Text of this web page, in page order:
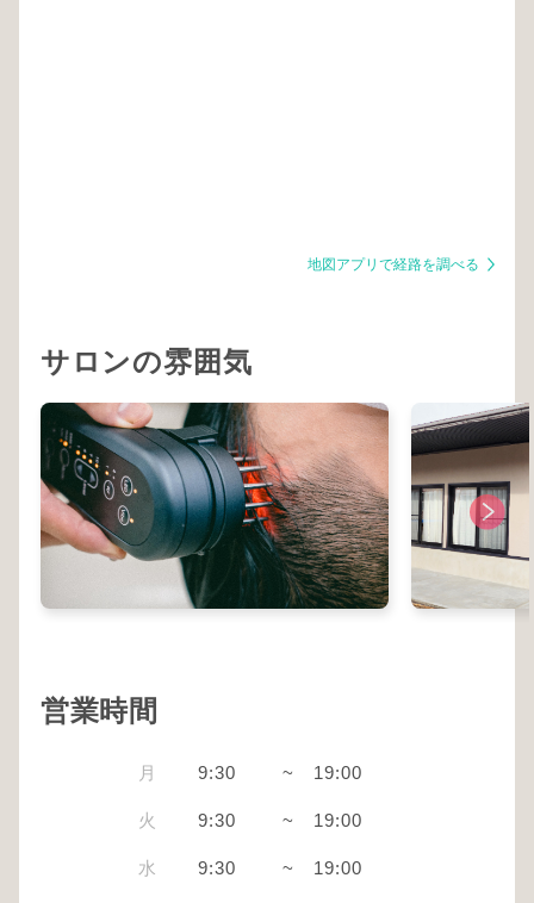
地図アプリで経路を調べる
サロンの雰囲気
営業時間
月 9:30 ~ 19:00
火 9:30 ~ 19:00
水 9:30 ~ 19:00